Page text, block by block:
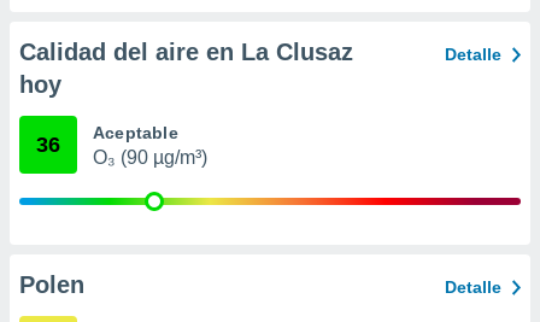
e
publicidad
Calidad del aire en La Clusaz
hoy
Detalle
36 Aceptable
O₃ (90 µg/m³)
Polen Detalle